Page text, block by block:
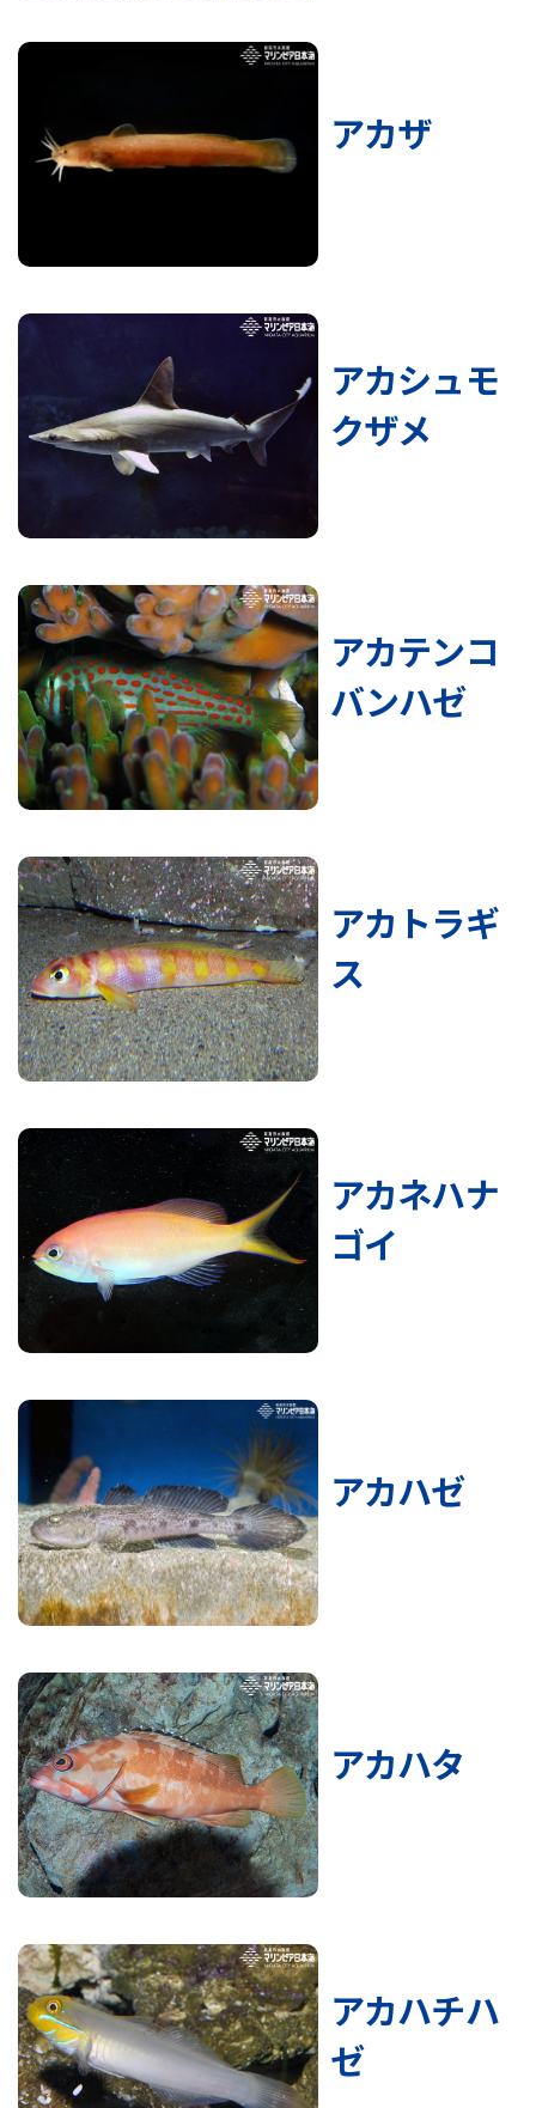
アカザ
アカシュモ
クザメ
アカテンコ
バンハゼ
アカトラギ
ス
アカネハナ
ゴイ
アカハゼ
アカハタ
アカハチハ
ゼ